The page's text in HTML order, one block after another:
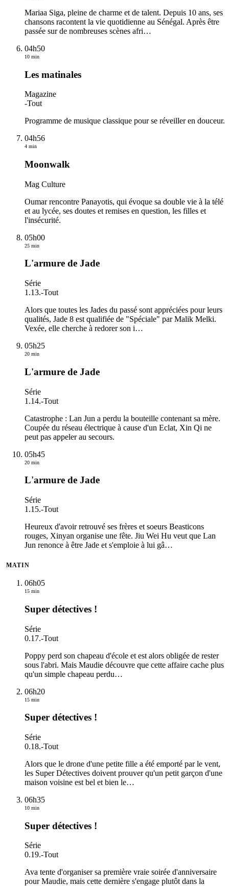
Mariaa Siga, pleine de charme et de talent. Depuis 10 ans, ses
chansons racontent la vie quotidienne au Sénégal. Après être
passée sur de nombreuses scènes afri…
04h50
10 min
Les matinales
Magazine
-Tout
Programme de musique classique pour se réveiller en douceur.
04h56
4 min
Moonwalk
Mag Culture
Oumar rencontre Panayotis, qui évoque sa double vie à la télé
et au lycée, ses doutes et remises en question, les filles et
l'insécurité.
05h00
25 min
L'armure de Jade
Série
1.13.-Tout
Alors que toutes les Jades du passé sont appréciées pour leurs
qualités, Jade 8 est qualifiée de "Spéciale" par Malik Melki.
Vexée, elle cherche à redorer son i…
05h25
20 min
L'armure de Jade
Série
1.14.-Tout
Catastrophe : Lan Jun a perdu la bouteille contenant sa mère.
Coupée du réseau électrique à cause d'un Eclat, Xin Qi ne
peut pas appeler au secours.
05h45
20 min
L'armure de Jade
Série
1.15.-Tout
Heureux d'avoir retrouvé ses frères et soeurs Beasticons
rouges, Xinyan organise une fête. Jiu Wei Hu veut que Lan
Jun renonce à être Jade et s'emploie à lui gâ…
MATIN
06h05
15 min
Super détectives !
Série
0.17.-Tout
Poppy perd son chapeau d'école et est alors obligée de rester
sous l'abri. Mais Maudie découvre que cette affaire cache plus
qu'un simple chapeau perdu…
06h20
15 min
Super détectives !
Série
0.18.-Tout
Alors que le drone d'une petite fille a été emporté par le vent,
les Super Détectives doivent prouver qu'un petit garçon d'une
maison voisine est bel et bien le…
06h35
10 min
Super détectives !
Série
0.19.-Tout
Ava tente d'organiser sa première vraie soirée d'anniversaire
pour Maudie, mais cette dernière s'engage plutôt dans la